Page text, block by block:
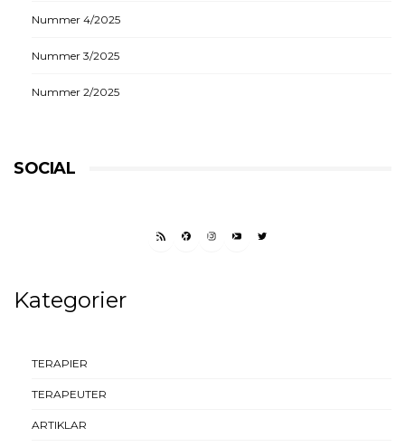
Nummer 4/2025
Nummer 3/2025
Nummer 2/2025
SOCIAL
RSS FEEDFACEBOOK
INSTAGRAM
YOUTUBETWITTER
Kategorier
TERAPIER
TERAPEUTER
ARTIKLAR